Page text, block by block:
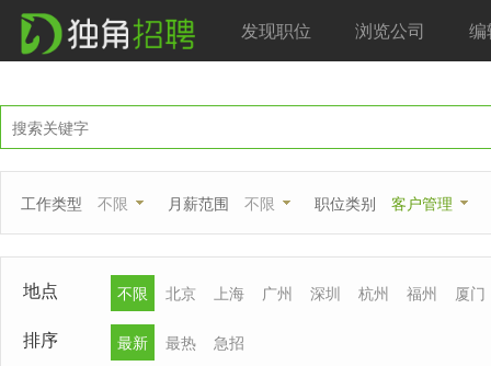
发现职位 浏览公司 编
工作类型 不限 月薪范围 不限 职位类别 客户管理
地点 不限 北京 上海 广州 深圳 杭州 福州 厦门
排序 最新 最热 急招